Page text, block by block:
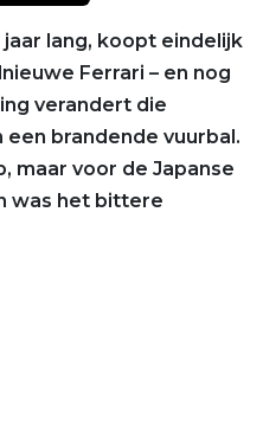
lang, koopt eindelijk
Ferrari – en nog
verandert die
brandende vuurbal.
maar voor de Japanse
was het bittere